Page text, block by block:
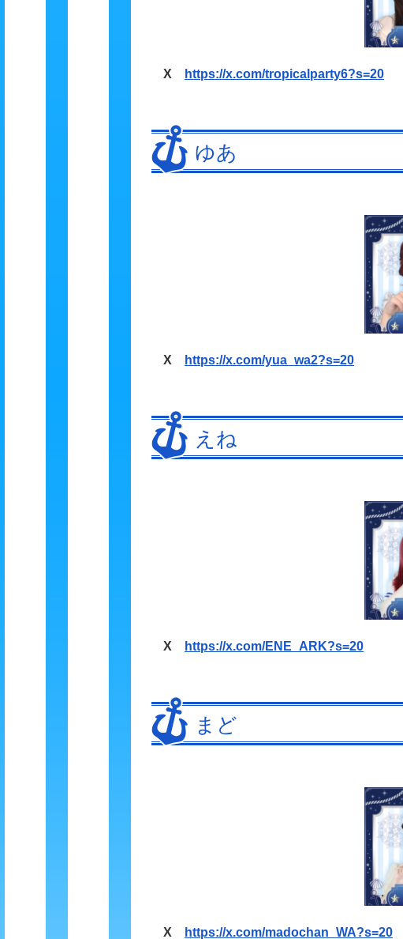
X https://x.com/tropicalparty6?s=20
ゆあ
X https://x.com/yua_wa2?s=20
えね
X https://x.com/ENE_ARK?s=20
まど
X https://x.com/madochan_WA?s=20